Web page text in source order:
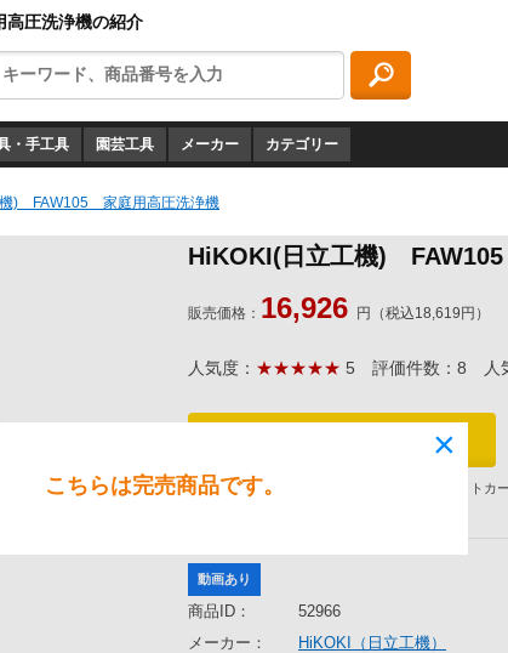
圧洗浄機の紹介
・手工具 園芸工具 メーカー カテゴリー
機) FAW105 家庭用高圧洗浄機
HiKOKI(日立工機)
販売価格： 16,926 円（税込18,619円）
人気度： ★★★★★ 5 評価件数：8 人
銀行振込、代引、コンビニ決済、WEBクレジットカ
動画あり
商品ID：
52966
メーカー：
HiKOKI（日立工機）
×
こちらは完売商品です。